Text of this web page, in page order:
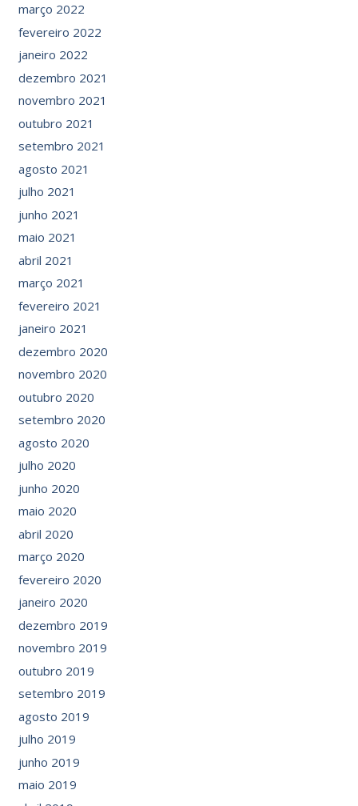
março 2022
fevereiro 2022
janeiro 2022
dezembro 2021
novembro 2021
outubro 2021
setembro 2021
agosto 2021
julho 2021
junho 2021
maio 2021
abril 2021
março 2021
fevereiro 2021
janeiro 2021
dezembro 2020
novembro 2020
outubro 2020
setembro 2020
agosto 2020
julho 2020
junho 2020
maio 2020
abril 2020
março 2020
fevereiro 2020
janeiro 2020
dezembro 2019
novembro 2019
outubro 2019
setembro 2019
agosto 2019
julho 2019
junho 2019
maio 2019